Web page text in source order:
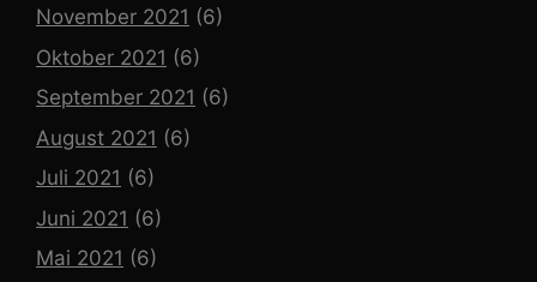
November 2021 (6)
Oktober 2021 (6)
September 2021 (6)
August 2021 (6)
Juli 2021 (6)
Juni 2021 (6)
Mai 2021 (6)